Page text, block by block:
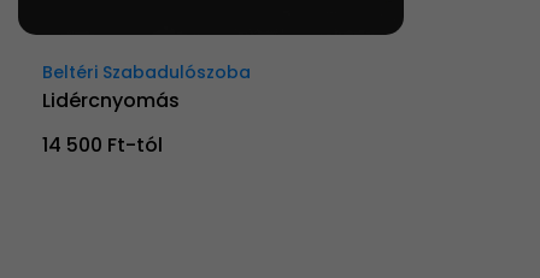
Beltéri Szabadulószoba
Lidércnyomás
14 500 Ft-tól